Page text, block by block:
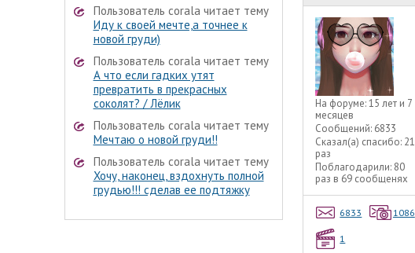
Пользователь corala читает тему
Иду к своей мечте,а точнее к
новой груди)
Пользователь corala читает тему
А что если гадких утят
превратить в прекрасных
соколят? / Лёлик
Пользователь corala читает тему
Мечтаю о новой груди!!
Пользователь corala читает тему
Хочу, наконец, вздохнуть полной
грудью!!! сделав ее подтяжку
На форуме:15 лет и 7
месяцев
Сообщений: 6833
Сказал(а) спасибо: 21
раз
Поблагодарили: 80
раз в 69 сообщенях
6833 1086
1